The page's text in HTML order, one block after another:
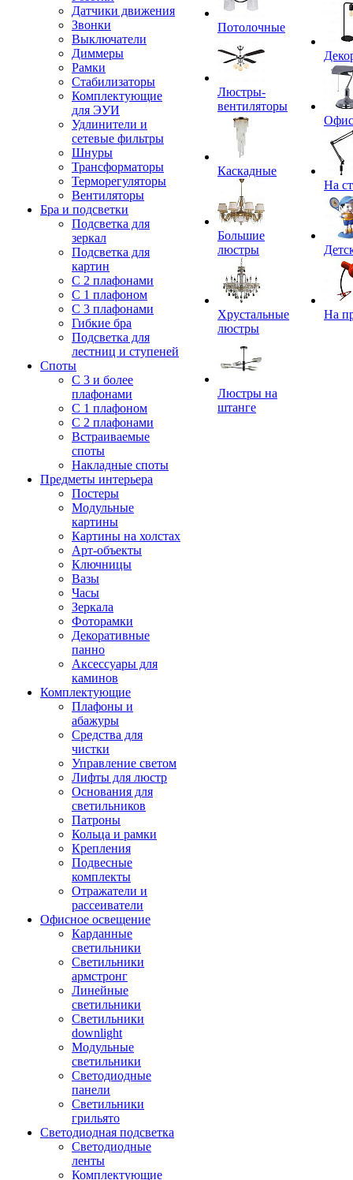
Датчики движения
Звонки
Выключатели
Диммеры
Рамки
Стабилизаторы
Комплектующие
для ЭУИ
Удлинители и
сетевые фильтры
Шнуры
Трансформаторы
Терморегуляторы
Вентиляторы
Бра и подсветки
Подсветка для
зеркал
Подсветка для
картин
С 2 плафонами
С 1 плафоном
С 3 плафонами
Гибкие бра
Подсветка для
лестниц и ступеней
Споты
С 3 и более
плафонами
С 1 плафоном
С 2 плафонами
Встраиваемые
споты
Накладные споты
Предметы интерьера
Постеры
Модульные
картины
Картины на холстах
Арт-объекты
Ключницы
Вазы
Часы
Зеркала
Фоторамки
Декоративные
панно
Аксессуары для
каминов
Комплектующие
Плафоны и
абажуры
Средства для
чистки
Управление светом
Лифты для люстр
Основания для
светильников
Патроны
Кольца и рамки
Крепления
Подвесные
комплекты
Отражатели и
рассеиватели
Офисное освещение
Карданные
светильники
Светильники
армстронг
Линейные
светильники
Светильники
downlight
Модульные
светильники
Светодиодные
панели
Светильники
грильято
Светодиодная подсветка
Светодиодные
ленты
Комплектующие
Потолочные
Люстры-
вентиляторы
Каскадные
Большие
люстры
Хрустальные
люстры
Люстры на
штанге
На
На